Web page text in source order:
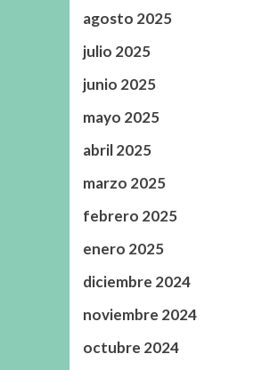
agosto 2025
julio 2025
junio 2025
mayo 2025
abril 2025
marzo 2025
febrero 2025
enero 2025
diciembre 2024
noviembre 2024
octubre 2024